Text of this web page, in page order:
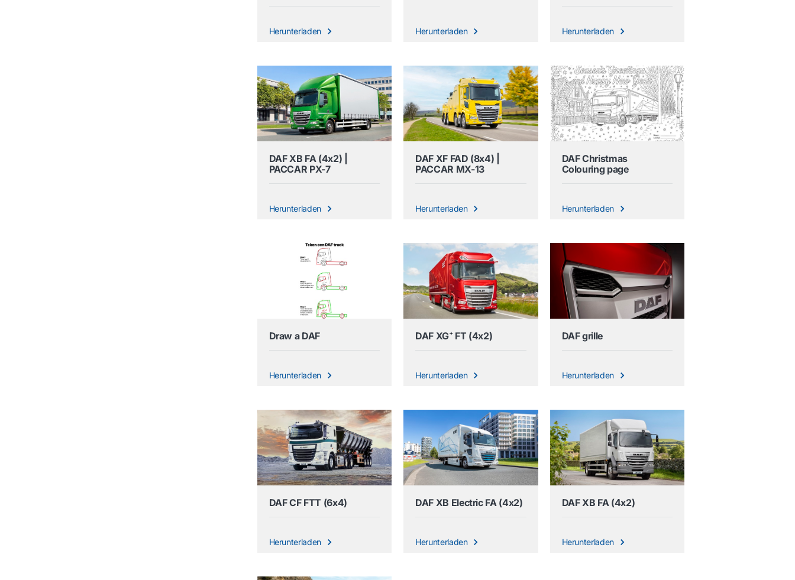
Herunterladen Herunterladen Herunterladen
DAF XB FA (4x2) |
PACCAR PX-7
Herunterladen
DAF XF FAD (8x4) |
PACCAR MX-13
Herunterladen
DAF Christmas
Colouring page
Herunterladen
Draw a DAF
Herunterladen
DAF XG⁺ FT (4x2)
Herunterladen
DAF grille
Herunterladen
DAF CF FTT (6x4)
Herunterladen
DAF XB Electric FA (4x2)
Herunterladen
DAF XB FA (4x2)
Herunterladen